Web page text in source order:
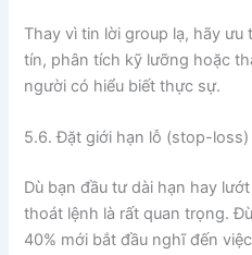
Thay vì tin lời group lạ, hãy
tín, phân tích kỹ lưỡng hoặc
người có hiểu biết thực sự.
5.6. Đặt giới hạn lỗ (stop-
Dù bạn đầu tư dài hạn hay
thoát lệnh là rất quan trọng.
40% mới bắt đầu nghĩ đến